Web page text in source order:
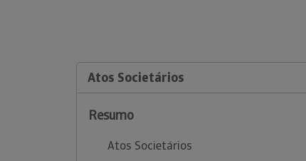
Atos Societários
Resumo
Atos Societários